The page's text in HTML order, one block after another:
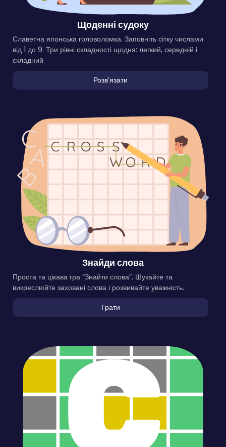
Щоденні судоку
Славетна японська головоломка. Заповніть сітку числами
від 1 до 9. Три рівні складності щодня: легкий, середній і
складний.
Розвʼязати
Знайди слова
Проста та цікава гра “Знайти слова”. Шукайте та
викреслюйте заховані слова і розвивайте уважність.
Грати